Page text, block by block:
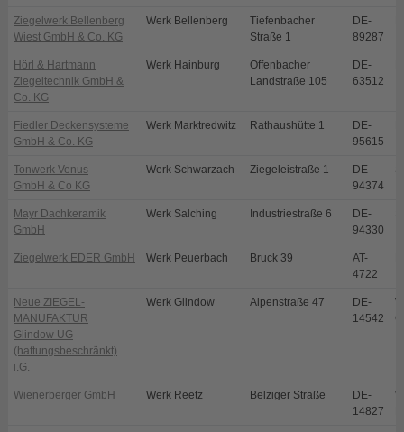
Ziegelwerk Bellenberg
Wiest GmbH & Co. KG
Werk Bellenberg
Tiefenbacher
Straße 1
DE-
89287
Hörl & Hartmann
Ziegeltechnik GmbH &
Co. KG
Werk Hainburg
Offenbacher
Landstraße 105
DE-
63512
Fiedler Deckensysteme
GmbH & Co. KG
Werk Marktredwitz Rathaushütte 1
DE-
95615
Tonwerk Venus
GmbH & Co KG
Werk Schwarzach Ziegeleistraße 1
DE-
94374
Mayr Dachkeramik
GmbH
Werk Salching Industriestraße 6
DE-
94330
Ziegelwerk EDER GmbH Werk Peuerbach Bruck 39
AT-
4722
Neue ZIEGEL-
MANUFAKTUR
Glindow UG
(haftungsbeschränkt)
i.G.
Werk Glindow Alpenstraße 47
DE-
14542
Wienerberger GmbH Werk Reetz Belziger Straße
DE-
14827